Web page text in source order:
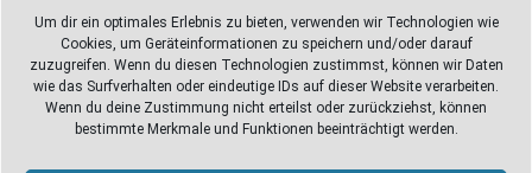
Um dir ein optimales Erlebnis zu bieten, verwenden wir Technologien wie
Cookies, um Geräteinformationen zu speichern und/oder darauf
zuzugreifen. Wenn du diesen Technologien zustimmst, können wir Daten
wie das Surfverhalten oder eindeutige IDs auf dieser Website verarbeiten.
Wenn du deine Zustimmung nicht erteilst oder zurückziehst, können
bestimmte Merkmale und Funktionen beeinträchtigt werden.
Alles Pizza oder was ;-)
Überweisungen
Weihnachtsfotoshooting 2026